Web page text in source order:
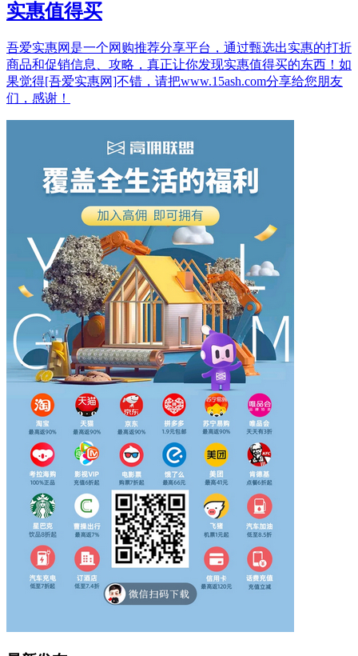
实惠值得买
吾爱实惠网是一个网购推荐分享平台，通过甄选出实惠的打折
商品和促销信息、攻略，真正让你发现实惠值得买的东西！如
果觉得[吾爱实惠网]不错，请把www.15ash.com分享给您朋友
们，感谢！